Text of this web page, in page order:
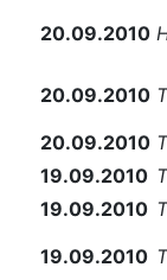
20.09.2010
20.09.2010
20.09.2010
19.09.2010
19.09.2010
19.09.2010